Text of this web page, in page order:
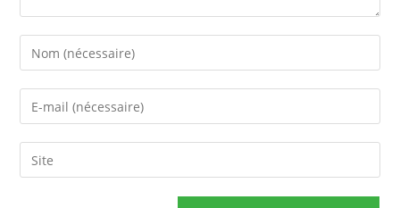
Enter
your
name
comment
Enter
your
email
address
Saisir
l’URL